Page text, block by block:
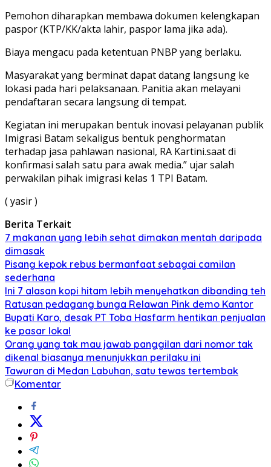
Pemohon diharapkan membawa dokumen kelengkapan
paspor (KTP/KK/akta lahir, paspor lama jika ada).
Biaya mengacu pada ketentuan PNBP yang berlaku.
Masyarakat yang berminat dapat datang langsung ke
lokasi pada hari pelaksanaan. Panitia akan melayani
pendaftaran secara langsung di tempat.
Kegiatan ini merupakan bentuk inovasi pelayanan publik
Imigrasi Batam sekaligus bentuk penghormatan
terhadap jasa pahlawan nasional, RA Kartini.saat di
konfirmasi salah satu para awak media.” ujar salah
perwakilan pihak imigrasi kelas 1 TPI Batam.
( yasir )
Berita Terkait
7 makanan yang lebih sehat dimakan mentah daripada
dimasak
Pisang kepok rebus bermanfaat sebagai camilan
sederhana
Ini 7 alasan kopi hitam lebih menyehatkan dibanding teh
Ratusan pedagang bunga Relawan Pink demo Kantor
Bupati Karo, desak PT Toba Hasfarm hentikan penjualan
ke pasar lokal
Orang yang tak mau jawab panggilan dari nomor tak
dikenal biasanya menunjukkan perilaku ini
Tawuran di Medan Labuhan, satu tewas tertembak
Komentar